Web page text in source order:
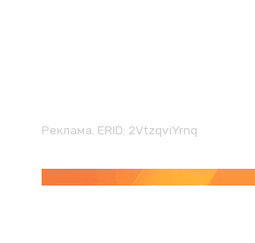
Реклама. ERID: 2VtzqviYrnq